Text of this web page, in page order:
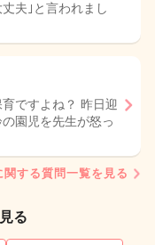
夫｣と言われまし
ですよね？ 昨日迎
園児を先生が怒っ
関する質問一覧を見る
る